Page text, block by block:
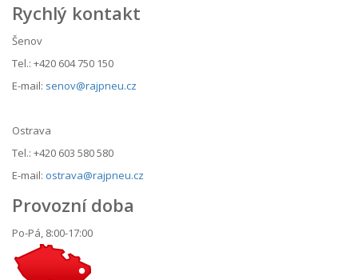
Rychlý kontakt
Šenov
Tel.: +420 604 750 150
E-mail: senov@rajpneu.cz
Ostrava
Tel.: +420 603 580 580
E-mail: ostrava@rajpneu.cz
Provozní doba
Po-Pá, 8:00-17:00